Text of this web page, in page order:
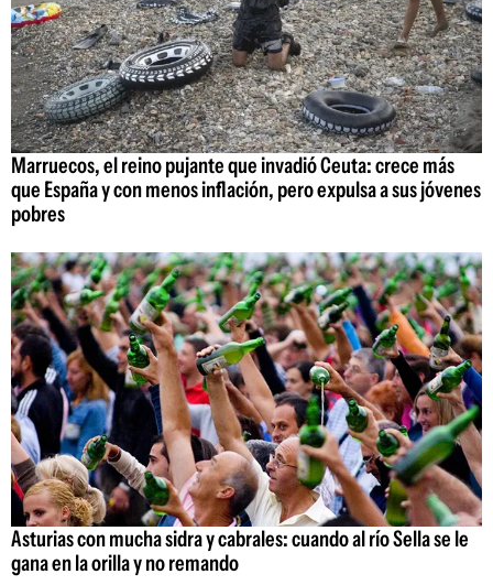
Marruecos, el reino pujante que invadió Ceuta: crece más
que España y con menos inflación, pero expulsa a sus jóvenes
pobres
Asturias con mucha sidra y cabrales: cuando al río Sella se le
gana en la orilla y no remando